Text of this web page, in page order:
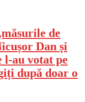
de
Dan și
au votat pe
după doar o